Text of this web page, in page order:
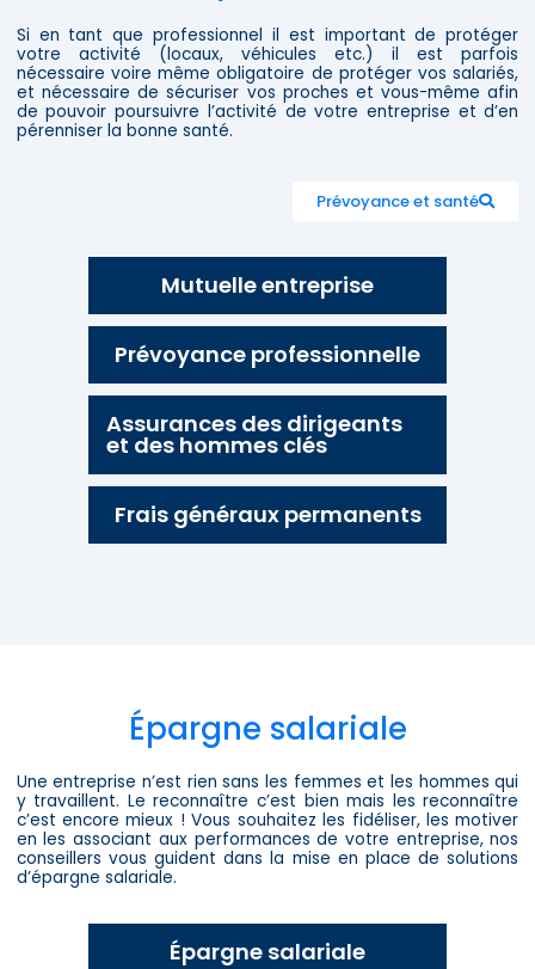
Si en tant que professionnel il est important de protéger
votre activité (locaux, véhicules etc.) il est parfois
nécessaire voire même obligatoire de protéger vos salariés,
et nécessaire de sécuriser vos proches et vous-même afin
de pouvoir poursuivre l’activité de votre entreprise et d’en
pérenniser la bonne santé.
Prévoyance et santé
Mutuelle entreprise
Prévoyance professionnelle
Assurances des dirigeants
et des hommes clés
Frais généraux permanents
Épargne salariale​
Une entreprise n’est rien sans les femmes et les hommes qui
y travaillent. Le reconnaître c’est bien mais les reconnaître
c’est encore mieux ! Vous souhaitez les fidéliser, les motiver
en les associant aux performances de votre entreprise, nos
conseillers vous guident dans la mise en place de solutions
d’épargne salariale.
Épargne salariale